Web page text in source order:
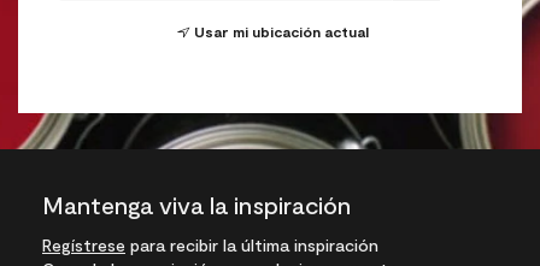
Usar mi ubicación actual
Mantenga viva la inspiración
Regístrese para recibir la última inspiración